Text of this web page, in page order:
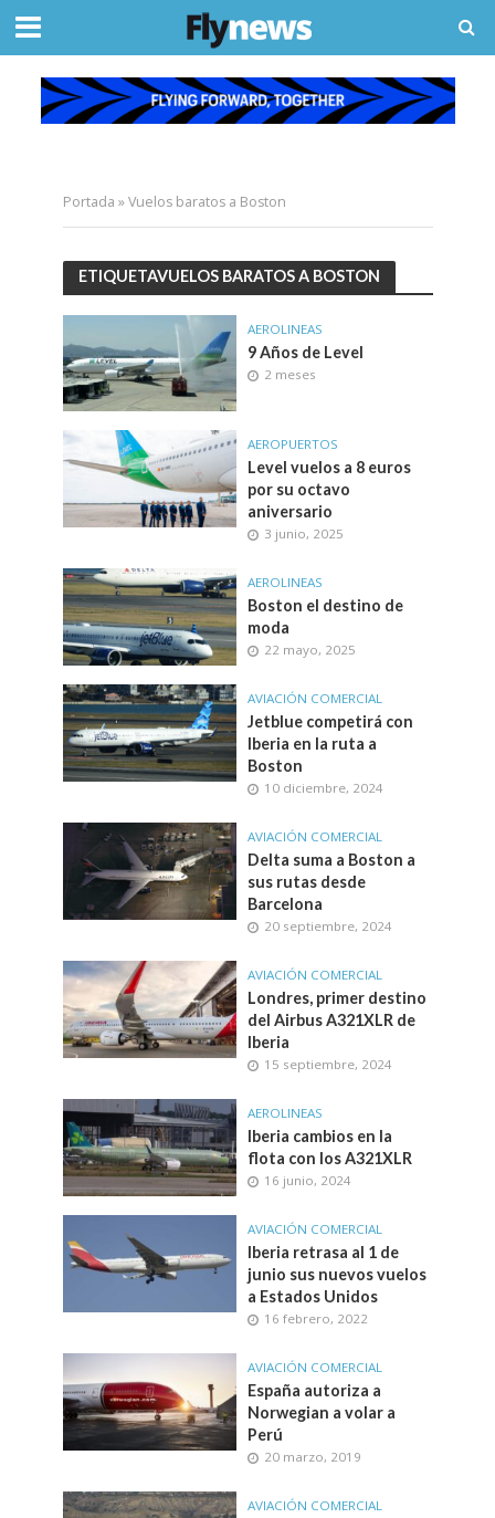
Portada »Vuelos baratos a Boston
ETIQUETAVUELOS BARATOS A BOSTON
AEROLINEAS
9 Años de Level
2 meses
AEROPUERTOS
Level vuelos a 8 euros
por su octavo
aniversario
3 junio, 2025
AEROLINEAS
Boston el destino de
moda
22 mayo, 2025
AVIACIÓN COMERCIAL
Jetblue competirá con
Iberia en la ruta a
Boston
10 diciembre, 2024
AVIACIÓN COMERCIAL
Delta suma a Boston a
sus rutas desde
Barcelona
20 septiembre, 2024
AVIACIÓN COMERCIAL
Londres, primer destino
del Airbus A321XLR de
Iberia
15 septiembre, 2024
AEROLINEAS
Iberia cambios en la
flota con los A321XLR
16 junio, 2024
AVIACIÓN COMERCIAL
Iberia retrasa al 1 de
junio sus nuevos vuelos
a Estados Unidos
16 febrero, 2022
AVIACIÓN COMERCIAL
España autoriza a
Norwegian a volar a
Perú
20 marzo, 2019
AVIACIÓN COMERCIAL